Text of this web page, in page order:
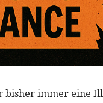
bisher immer eine